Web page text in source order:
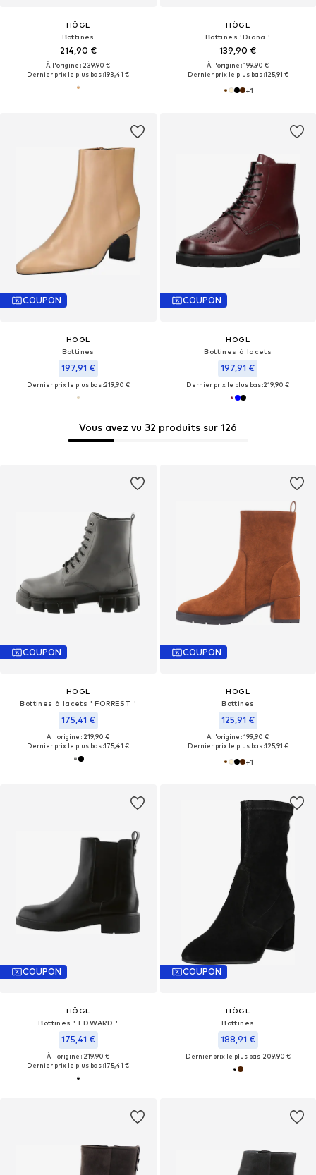
HÖGL
Bottines
214,90 €
À l'origine : 239,90 €
Dernier prix le plus bas :193,41 €
HÖGL
Bottines 'Diana '
139,90 €
À l'origine : 199,90 €
Dernier prix le plus bas :125,91 €
+1
COUPON
HÖGL
Bottines
197,91 €
Dernier prix le plus bas :219,90 €
COUPON
HÖGL
Bottines à lacets
197,91 €
Dernier prix le plus bas :219,90 €
Vous avez vu 32 produits sur 126
COUPON
HÖGL
Bottines à lacets ' FORREST '
175,41 €
À l'origine : 219,90 €
Dernier prix le plus bas :175,41 €
COUPON
HÖGL
Bottines
125,91 €
À l'origine : 199,90 €
Dernier prix le plus bas :125,91 €
+1
COUPON
HÖGL
Bottines ' EDWARD '
175,41 €
À l'origine : 219,90 €
Dernier prix le plus bas :175,41 €
COUPON
HÖGL
Bottines
188,91 €
Dernier prix le plus bas :209,90 €